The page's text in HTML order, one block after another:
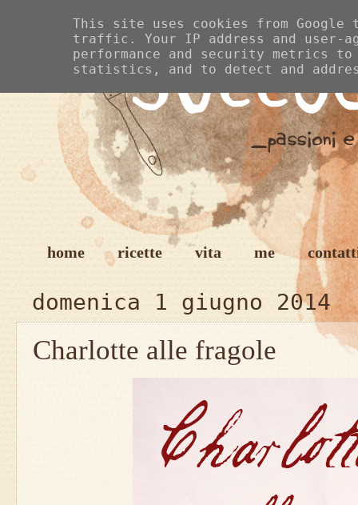
home ricette vita me
domenica 1 giugno 2014
Charlotte alle fragole
This site uses cookies from
traffic. Your IP address and user-
performance and security metrics
statistics, and to detect and